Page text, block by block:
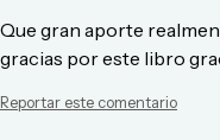
Que gran aporte
gracias por este libro
Reportar este comentario